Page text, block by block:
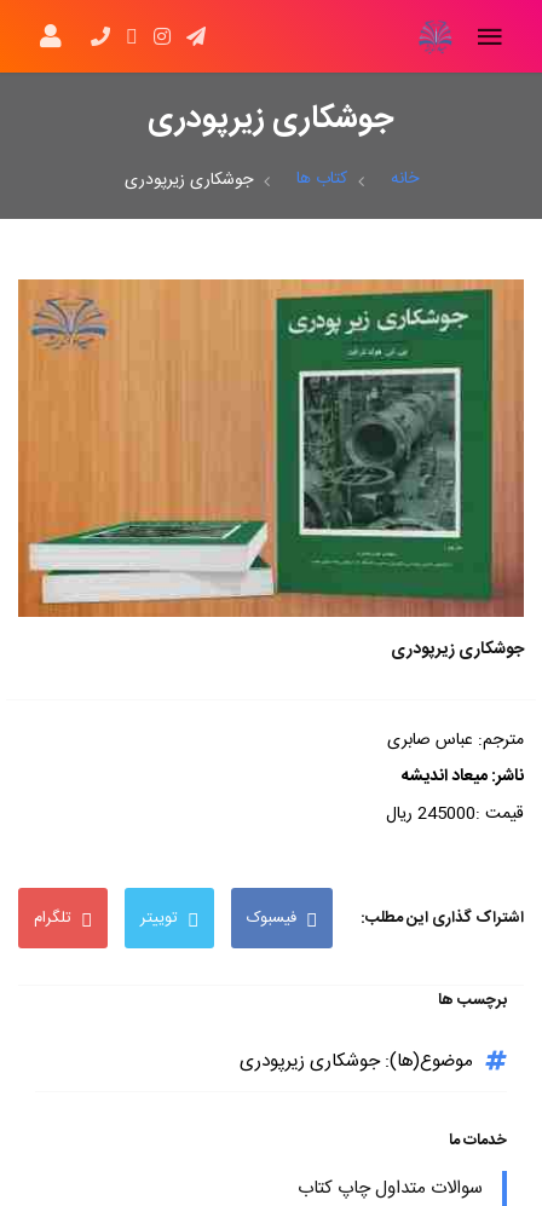
جوشکاری زیرپودری
خانه کتاب ها جوشکاری زیرپودری
جوشکاری زیرپودری
مترجم: عباس صابری
ناشر:میعاد اندیشه
قیمت :245000 ریال
اشتراک گذاری این مطلب: فیسبوک توییتر تلگرام
برچسب ها
موضوع(ها): جوشکاری زیرپودری
خدمات ما
سوالات متداول چاپ کتاب